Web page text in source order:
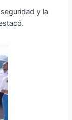
y la